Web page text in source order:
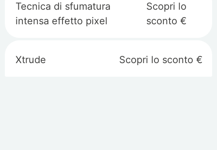
Tecnica di sfumatura
intensa effetto pixel
Scopri lo
sconto €
Xtrude Scopri lo sconto €